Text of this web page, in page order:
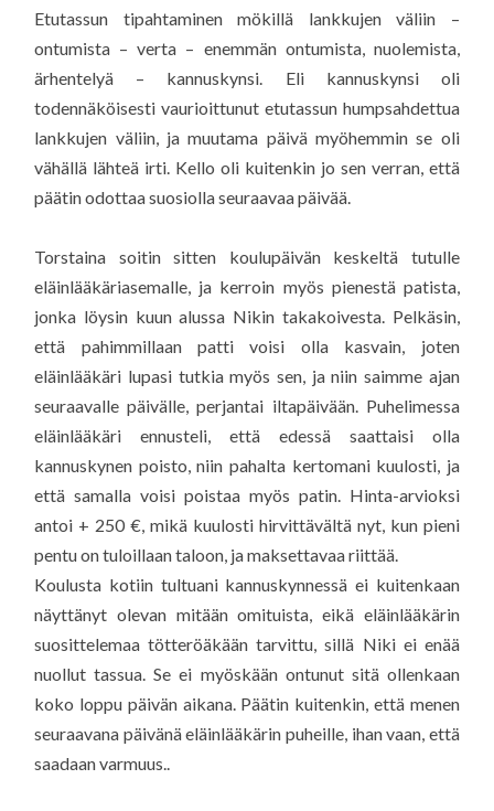
Etutassun tipahtaminen mökillä lankkujen väliin –
ontumista – verta – enemmän ontumista, nuolemista,
ärhentelyä – kannuskynsi. Eli kannuskynsi oli
todennäköisesti vaurioittunut etutassun humpsahdettua
lankkujen väliin, ja muutama päivä myöhemmin se oli
vähällä lähteä irti. Kello oli kuitenkin jo sen verran, että
päätin odottaa suosiolla seuraavaa päivää.
Torstaina soitin sitten koulupäivän keskeltä tutulle
eläinlääkäriasemalle, ja kerroin myös pienestä patista,
jonka löysin kuun alussa Nikin takakoivesta. Pelkäsin,
että pahimmillaan patti voisi olla kasvain, joten
eläinlääkäri lupasi tutkia myös sen, ja niin saimme ajan
seuraavalle päivälle, perjantai iltapäivään. Puhelimessa
eläinlääkäri ennusteli, että edessä saattaisi olla
kannuskynen poisto, niin pahalta kertomani kuulosti, ja
että samalla voisi poistaa myös patin. Hinta-arvioksi
antoi + 250 €, mikä kuulosti hirvittävältä nyt, kun pieni
pentu on tuloillaan taloon, ja maksettavaa riittää.
Koulusta kotiin tultuani kannuskynnessä ei kuitenkaan
näyttänyt olevan mitään omituista, eikä eläinlääkärin
suosittelemaa tötteröäkään tarvittu, sillä Niki ei enää
nuollut tassua. Se ei myöskään ontunut sitä ollenkaan
koko loppu päivän aikana. Päätin kuitenkin, että menen
seuraavana päivänä eläinlääkärin puheille, ihan vaan, että
saadaan varmuus..